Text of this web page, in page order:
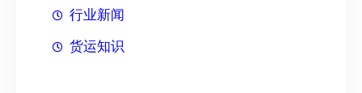
行业新闻
货运知识